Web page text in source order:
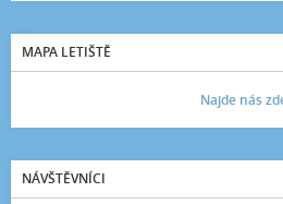
MAPA LETIŠTĚ
Najde nás
NÁVŠTĚVNÍCI